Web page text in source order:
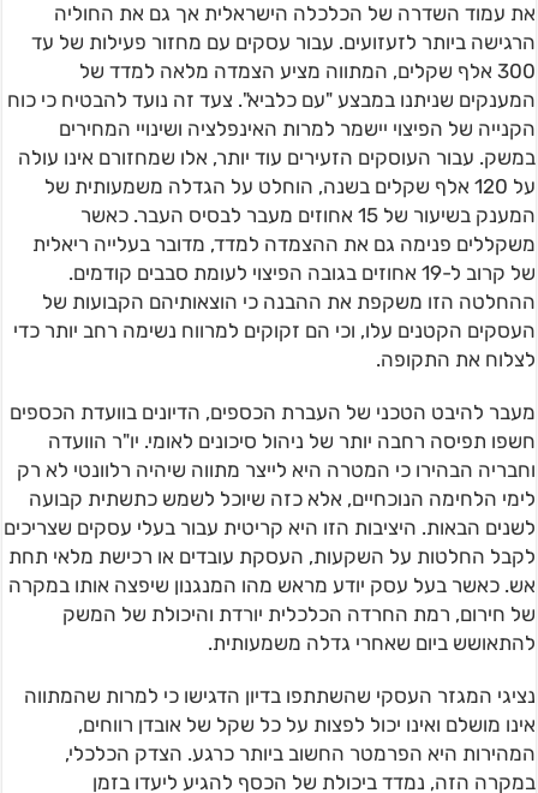
את עמוד השדרה של הכלכלה הישראלית אך גם את החוליה
הרגישה ביותר לזעזועים. עבור עסקים עם מחזור פעילות של עד
300 אלף שקלים, המתווה מציע הצמדה מלאה למדד של
המענקים שניתנו במבצע "עם כלביא". צעד זה נועד להבטיח כי כוח
הקנייה של הפיצוי יישמר למרות האינפלציה ושינויי המחירים
במשק. עבור העוסקים הזעירים עוד יותר, אלו שמחזורם אינו עולה
על 120 אלף שקלים בשנה, הוחלט על הגדלה משמעותית של
המענק בשיעור של 15 אחוזים מעבר לבסיס העבר. כאשר
משקללים פנימה גם את ההצמדה למדד, מדובר בעלייה ריאלית
של קרוב ל-19 אחוזים בגובה הפיצוי לעומת סבבים קודמים.
ההחלטה הזו משקפת את ההבנה כי הוצאותיהם הקבועות של
העסקים הקטנים עלו, וכי הם זקוקים למרווח נשימה רחב יותר כדי
לצלוח את התקופה.
מעבר להיבט הטכני של העברת הכספים, הדיונים בוועדת הכספים
חשפו תפיסה רחבה יותר של ניהול סיכונים לאומי. יו"ר הוועדה
וחבריה הבהירו כי המטרה היא לייצר מתווה שיהיה רלוונטי לא רק
לימי הלחימה הנוכחיים, אלא כזה שיוכל לשמש כתשתית קבועה
לשנים הבאות. היציבות הזו היא קריטית עבור בעלי עסקים שצריכים
לקבל החלטות על השקעות, העסקת עובדים או רכישת מלאי תחת
אש. כאשר בעל עסק יודע מראש מהו המנגנון שיפצה אותו במקרה
של חירום, רמת החרדה הכלכלית יורדת והיכולת של המשק
להתאושש ביום שאחרי גדלה משמעותית.
נציגי המגזר העסקי שהשתתפו בדיון הדגישו כי למרות שהמתווה
אינו מושלם ואינו יכול לפצות על כל שקל של אובדן רווחים,
המהירות היא הפרמטר החשוב ביותר כרגע. הצדק הכלכלי,
במקרה הזה, נמדד ביכולת של הכסף להגיע ליעדו בזמן